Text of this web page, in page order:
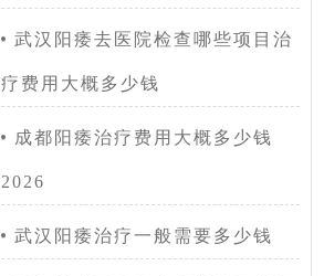
武汉阳痿去医院检查哪些项目治
疗费用大概多少钱
成都阳痿治疗费用大概多少钱
2026
武汉阳痿治疗一般需要多少钱